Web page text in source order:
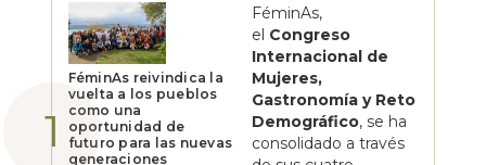
FéminAs reivindica la
vuelta a los pueblos
como una
oportunidad de
futuro para las nuevas
generaciones
FéminAs,
el Congreso
Internacional de
Mujeres,
Gastronomía y Reto
Demográfico, se ha
consolidado a través